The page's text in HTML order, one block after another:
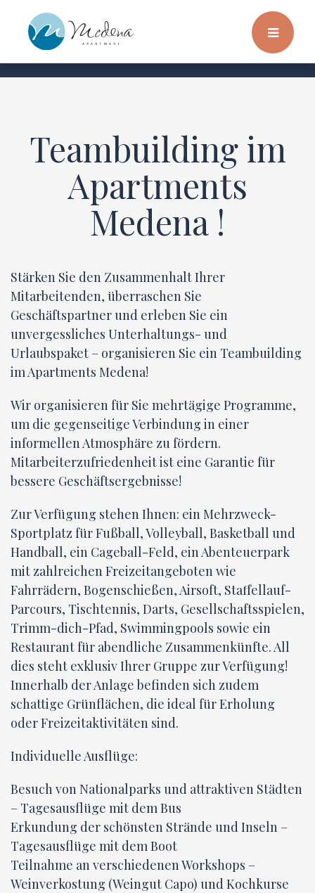
Teambuilding im
Apartments
Medena !
Stärken Sie den Zusammenhalt Ihrer
Mitarbeitenden, überraschen Sie
Geschäftspartner und erleben Sie ein
unvergessliches Unterhaltungs- und
Urlaubspaket – organisieren Sie ein Teambuilding
im Apartments Medena!
Wir organisieren für Sie mehrtägige Programme,
um die gegenseitige Verbindung in einer
informellen Atmosphäre zu fördern.
Mitarbeiterzufriedenheit ist eine Garantie für
bessere Geschäftsergebnisse!
Zur Verfügung stehen Ihnen: ein Mehrzweck-
Sportplatz für Fußball, Volleyball, Basketball und
Handball, ein Cageball-Feld, ein Abenteuerpark
mit zahlreichen Freizeitangeboten wie
Fahrrädern, Bogenschießen, Airsoft, Staffellauf-
Parcours, Tischtennis, Darts, Gesellschaftsspielen,
Trimm-dich-Pfad, Swimmingpools sowie ein
Restaurant für abendliche Zusammenkünfte. All
dies steht exklusiv Ihrer Gruppe zur Verfügung!
Innerhalb der Anlage befinden sich zudem
schattige Grünflächen, die ideal für Erholung
oder Freizeitaktivitäten sind.
Individuelle Ausflüge:
Besuch von Nationalparks und attraktiven Städten
– Tagesausflüge mit dem Bus
Erkundung der schönsten Strände und Inseln –
Tagesausflüge mit dem Boot
Teilnahme an verschiedenen Workshops –
Weinverkostung (Weingut Capo) und Kochkurse